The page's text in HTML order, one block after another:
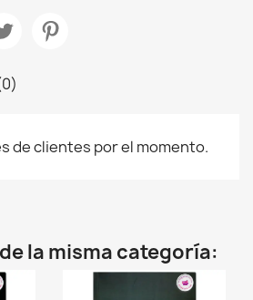
de clientes por el momento.
la misma categoría: